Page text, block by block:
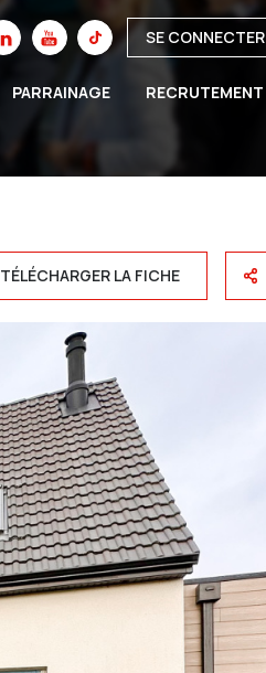
SE CONNECTER
PARRAINAGE RECRUTEMENT
TÉLÉCHARGER LA FICHE